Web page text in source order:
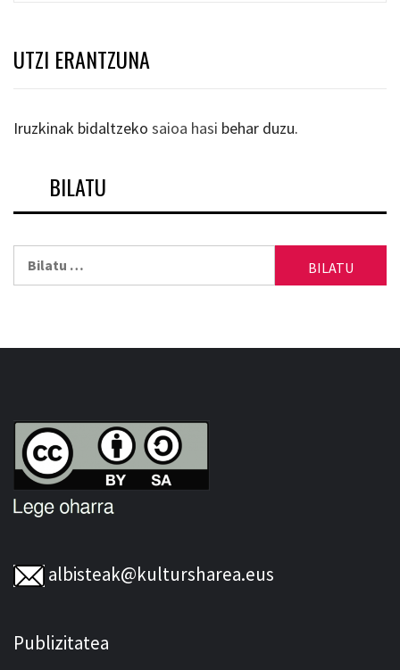
UTZI ERANTZUNA
Iruzkinak bidaltzeko saioa hasi behar duzu.
BILATU
albisteak@kultursharea.eus
Publizitatea